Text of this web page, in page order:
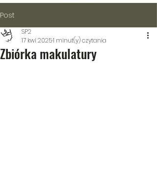
Post
Zbiórka makulatury
SP2
17 kwi 20251 minut(y) czytania